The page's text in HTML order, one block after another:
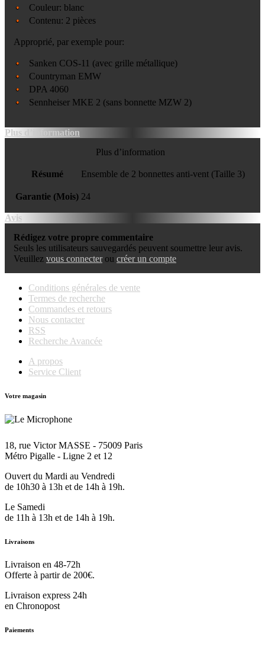
Couleur: blanc
Contenu: 2 pièces
Approprié, par exemple pour:
Sanken COS-11 (avec grille métallique)
Countryman EMW
DPA 4060
Sennheiser MKE 2 (sans bonnette MZW 2)
Plus d’information
Plus d’information
Résumé Ensemble de 2 bonnettes anti-vent (Taille 3)
Garantie (Mois) 24
Avis
Rédigez votre propre commentaire
Seuls les utilisateurs sauvegardés peuvent soumettre leur avis.
Veuillez vous connecterou créer un compte
Conditions générales de vente
Termes de recherche
Commandes et retours
Nous contacter
RSS
Recherche Avancée
A propos
Service Client
Votre magasin
18, rue Victor MASSE - 75009 Paris
Métro Pigalle - Ligne 2 et 12
Ouvert du Mardi au Vendredi
de 10h30 à 13h et de 14h à 19h.
Le Samedi
de 11h à 13h et de 14h à 19h.
Livraisons
Livraison en 48-72h
Offerte à partir de 200€.
Livraison express 24h
en Chronopost
Paiements